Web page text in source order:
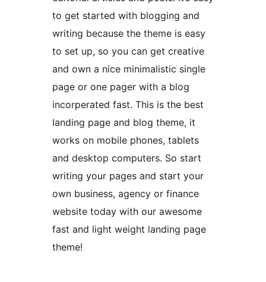
to get started with blogging and
writing because the theme is easy
to set up, so you can get creative
and own a nice minimalistic single
page or one pager with a blog
incorperated fast. This is the best
landing page and blog theme, it
works on mobile phones, tablets
and desktop computers. So start
writing your pages and start your
own business, agency or finance
website today with our awesome
fast and light weight landing page
theme!